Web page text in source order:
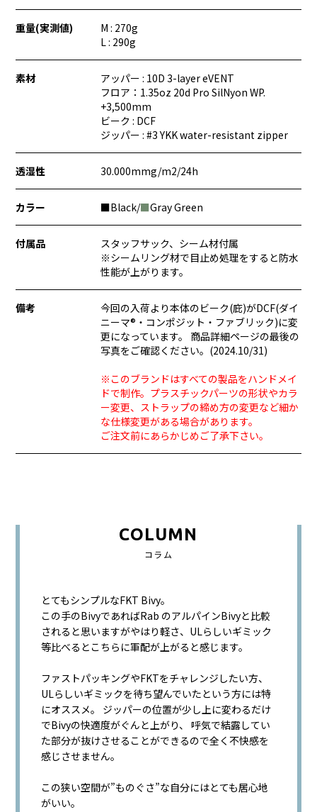
重量(実測値)
M : 270g
L : 290g
素材
アッパー : 10D 3-layer eVENT
フロア：1.35oz 20d Pro SilNyon WP.
+3,500mm
ビーク : DCF
ジッパー : #3 YKK water-resistant zipper
透湿性 30.000mmg/m2/24h
カラー ■Black/■Gray Green
付属品
スタッフサック、シーム材付属
※シームリング材で目止め処理をすると防水
性能が上がります。
備考
今回の入荷より本体のビーク(庇)がDCF(ダイ
ニーマ®・コンポジット・ファブリック)に変
更になっています。 商品詳細ページの最後の
写真をご確認ください。(2024.10/31)
※このブランドはすべての製品をハンドメイ
ドで制作。プラスチックパーツの形状やカラ
ー変更、ストラップの締め方の変更など細か
な仕様変更がある場合があります。
ご注文前にあらかじめご了承下さい。
COLUMN
コラム
とてもシンプルなFKT Bivy。
この手のBivyであればRab のアルパインBivyと比較
されると思いますがやはり軽さ、ULらしいギミック
等比べるとこちらに軍配が上がると感じます。
ファストパッキングやFKTをチャレンジしたい方、
ULらしいギミックを待ち望んでいたという方には特
にオススメ。 ジッパーの位置が少し上に変わるだけ
でBivyの快適度がぐんと上がり、 呼気で結露してい
た部分が抜けさせることができるので全く不快感を
感じさせません。
この狭い空間が”ものぐさ”な自分にはとても居心地
がいい。